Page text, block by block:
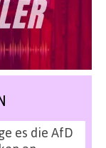
es die AfD